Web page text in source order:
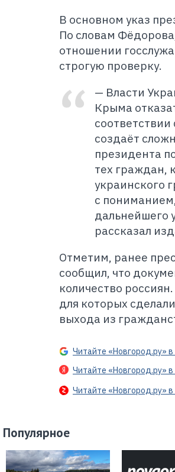
В основном указ
По словам
отношении
строгую проверку.
— Власти
Крыма
создаёт
президента
тех граждан,
украинского
с
дальнейшего
рассказал
Отметим, ранее
сообщил, что
количество
для которых
выхода из
Читайте «Новгород.ру»
Читайте «Новгород.ру»
Читайте «Новгород.ру»
Популярное